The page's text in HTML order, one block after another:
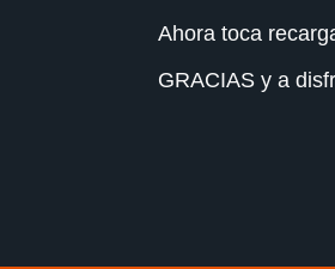
Ahora toca
GRACIAS y a